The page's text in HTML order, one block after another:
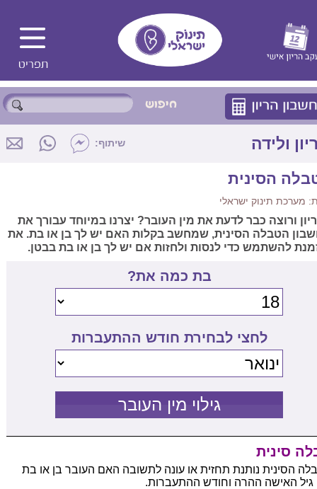
ולידה שיתוף:
הסינית
מערכת תינוק ישראלי
ורוצה כבר לדעת את מין העובר? יצרנו במיוחד עבורך את
הטבלה הסינית, שמחשב בקלות האם יש לך בן או בת. את
להשתמש כדי לנסות ולחזות אם יש לך בן או בת בבטן.
בת כמה את?
לחצי לבחירת חודש ההתעברות
סינית
הסינית נותנת תחזית או עונה לתשובה האם העובר בן או בת
גיל האישה ההרה וחודש ההתעברות.